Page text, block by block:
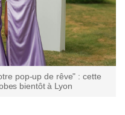
pop-up de rêve" : cette
bientôt à Lyon